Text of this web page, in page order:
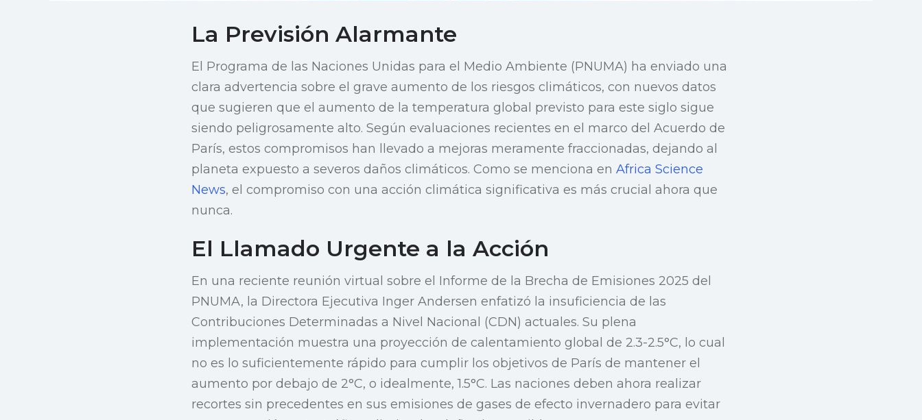
La Previsión Alarmante
El Programa de las Naciones Unidas para el Medio Ambiente (PNUMA) ha enviado una
clara advertencia sobre el grave aumento de los riesgos climáticos, con nuevos datos
que sugieren que el aumento de la temperatura global previsto para este siglo sigue
siendo peligrosamente alto. Según evaluaciones recientes en el marco del Acuerdo de
París, estos compromisos han llevado a mejoras meramente fraccionadas, dejando al
planeta expuesto a severos daños climáticos. Como se menciona en Africa Science
News, el compromiso con una acción climática significativa es más crucial ahora que
nunca.
El Llamado Urgente a la Acción
En una reciente reunión virtual sobre el Informe de la Brecha de Emisiones 2025 del
PNUMA, la Directora Ejecutiva Inger Andersen enfatizó la insuficiencia de las
Contribuciones Determinadas a Nivel Nacional (CDN) actuales. Su plena
implementación muestra una proyección de calentamiento global de 2.3-2.5°C, lo cual
no es lo suficientemente rápido para cumplir los objetivos de París de mantener el
aumento por debajo de 2°C, o idealmente, 1.5°C. Las naciones deben ahora realizar
recortes sin precedentes en sus emisiones de gases de efecto invernadero para evitar